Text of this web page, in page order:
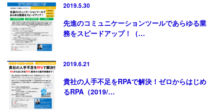
2019.5.30
先進のコミュニケーションツールであらゆる業
務をスピードアップ！（…
2019.6.21
貴社の人手不足をRPAで解決！ゼロからはじめ
るRPA（2019/…